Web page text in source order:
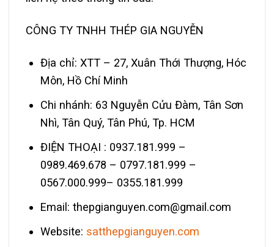
CÔNG TY TNHH THÉP GIA NGUYỄN
Địa chỉ: XTT – 27, Xuân Thới Thượng, Hóc
Môn, Hồ Chí Minh
Chi nhánh: 63 Nguyễn Cửu Đàm, Tân Sơn
Nhì, Tân Quý, Tân Phú, Tp. HCM
ĐIỆN THOẠI : 0937.181.999 –
0989.469.678 – 0797.181.999 –
0567.000.999– 0355.181.999
Email: thepgianguyen.com@gmail.com
Website: satthepgianguyen.com